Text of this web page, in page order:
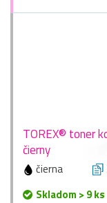
TOREX® toner
čierny
čierna
Skladom > 9 ks